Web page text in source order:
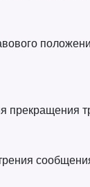
прекращения